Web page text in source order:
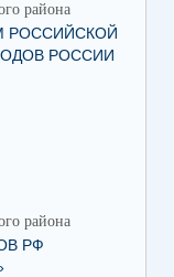
района
РОССИЙСКОЙ
РОССИИ
района
РФ